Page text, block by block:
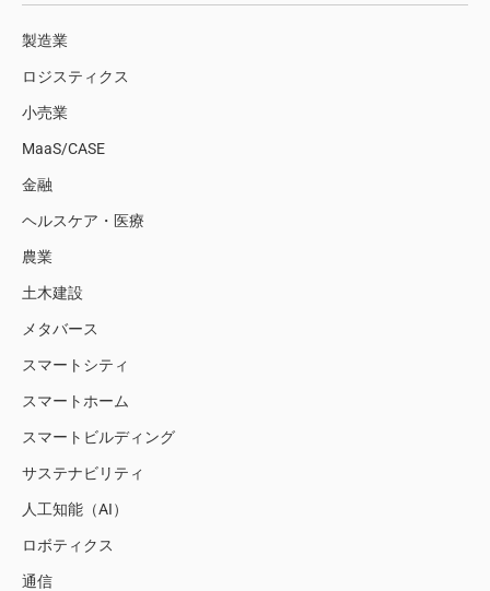
製造業
ロジスティクス
小売業
MaaS/CASE
金融
ヘルスケア・医療
農業
土木建設
メタバース
スマートシティ
スマートホーム
スマートビルディング
サステナビリティ
人工知能（AI）
ロボティクス
通信